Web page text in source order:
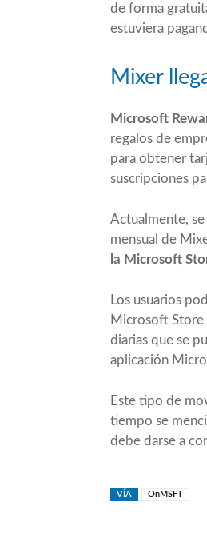
de forma
estuviera
Mixer
Microsoft
regalos de
para obtener
suscripciones
Actualmente,
mensual de
la Microsoft
Los usuarios
Microsoft Store
diarias que se
aplicación
Este tipo de
tiempo se
debe darse a
VÍA OnMSFT